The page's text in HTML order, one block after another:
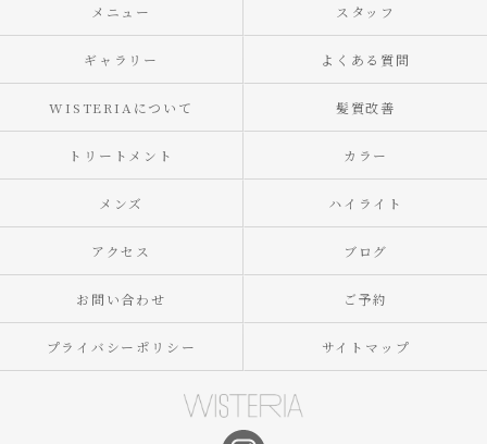
メニュー スタッフ
ギャラリー よくある質問
WISTERIAについて 髪質改善
トリートメント カラー
メンズ ハイライト
アクセス ブログ
お問い合わせ ご予約
プライバシーポリシー サイトマップ